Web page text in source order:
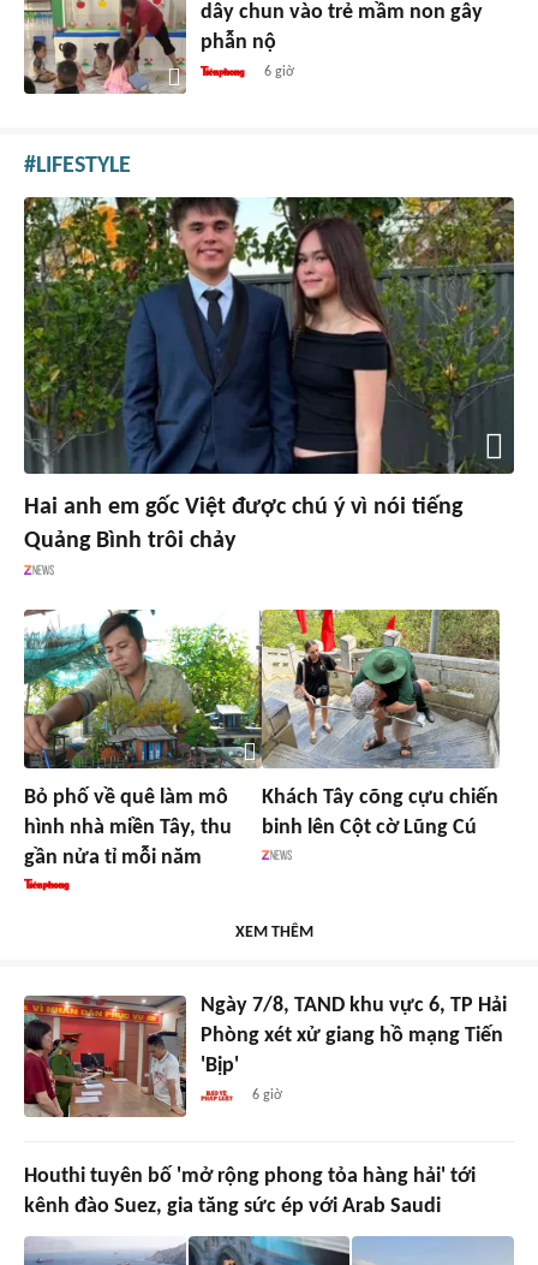
dây chun vào trẻ mầm non gây
phẫn nộ
6 giờ
LIFESTYLE
Hai anh em gốc Việt được chú ý vì nói tiếng
Quảng Bình trôi chảy
Bỏ phố về quê làm mô
hình nhà miền Tây, thu
gần nửa tỉ mỗi năm
Khách Tây cõng cựu chiến
binh lên Cột cờ Lũng Cú
XEM THÊM
Ngày 7/8, TAND khu vực 6, TP Hải
Phòng xét xử giang hồ mạng Tiến
'Bịp'
6 giờ
Houthi tuyên bố 'mở rộng phong tỏa hàng hải' tới
kênh đào Suez, gia tăng sức ép với Arab Saudi